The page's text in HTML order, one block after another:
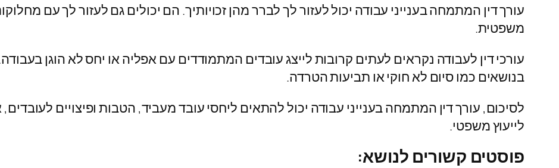
עורך דין המתמחה בענייני עבודה יכול לעזור לך לברר מהן זכויותיך. הם יכולים גם לעזור לך עם
משפטית.
עורכי דין לעבודה נקראים לעתים קרובות לייצג עובדים המתמודדים עם אפליה או יחס לא הוגן
בנושאים כמו סיום לא חוקי או תביעות הטרדה.
לסיכום, עורך דין המתמחה בענייני עבודה יכול להתאים ליחסי עובד מעביד, הטבות ופיצויים
לייעוץ משפטי.
פוסטים קשורים לנושא: